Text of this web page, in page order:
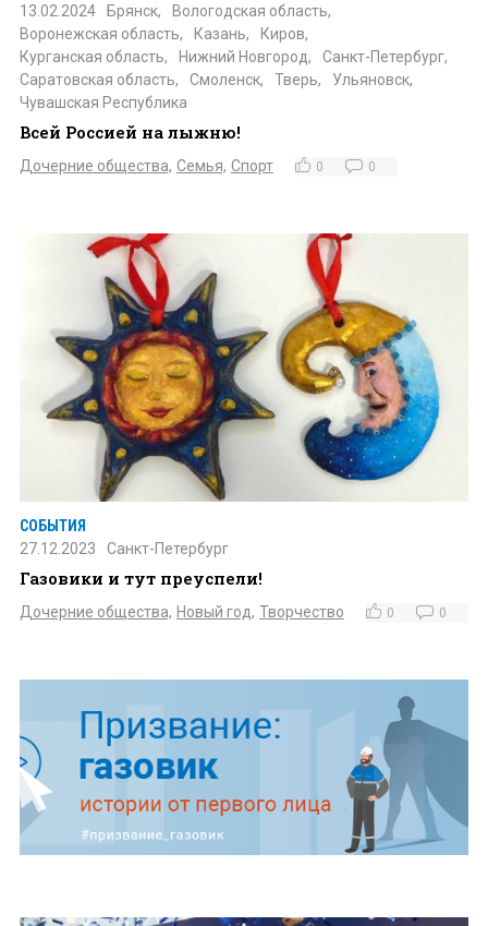
13.02.2024
Брянск,
Вологодская область,
Воронежская область,
Казань,
Киров,
Курганская область,
Нижний Новгород,
Санкт-Петербург,
Саратовская область,
Смоленск, Тверь,
Ульяновск,
Чувашская Республика
Всей Россией на лыжню!
Дочерние общества, Семья, Спорт 0 0
СОБЫТИЯ
27.12.2023
Санкт-Петербург
Газовики и тут преуспели!
Дочерние общества, Новый год, Творчество 0 0